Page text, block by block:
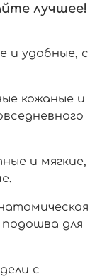
лучшее!
и удобные, с
кожаные и
и мягкие,
для
с